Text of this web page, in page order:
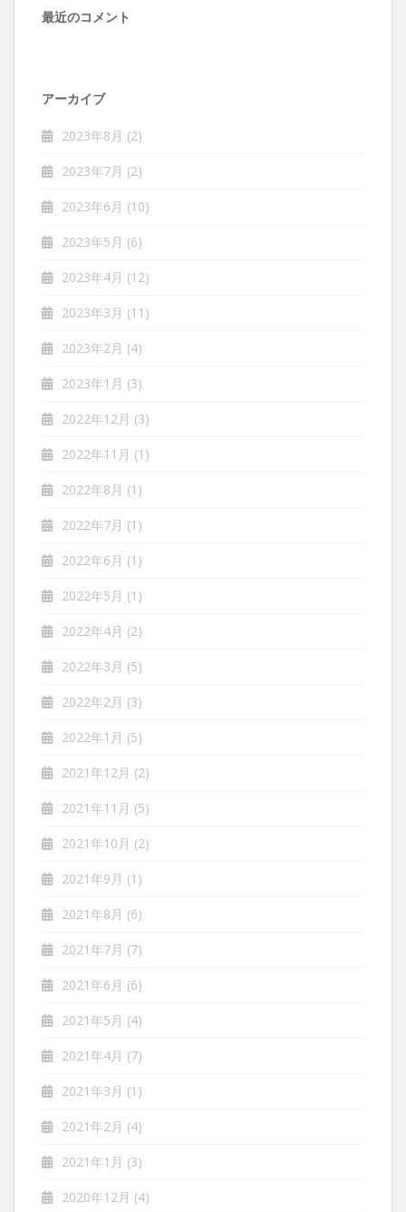
最近のコメント
アーカイブ
2023年8月 (2)
2023年7月 (2)
2023年6月 (10)
2023年5月 (6)
2023年4月 (12)
2023年3月 (11)
2023年2月 (4)
2023年1月 (3)
2022年12月 (3)
2022年11月 (1)
2022年8月 (1)
2022年7月 (1)
2022年6月 (1)
2022年5月 (1)
2022年4月 (2)
2022年3月 (5)
2022年2月 (3)
2022年1月 (5)
2021年12月 (2)
2021年11月 (5)
2021年10月 (2)
2021年9月 (1)
2021年8月 (6)
2021年7月 (7)
2021年6月 (6)
2021年5月 (4)
2021年4月 (7)
2021年3月 (1)
2021年2月 (4)
2021年1月 (3)
2020年12月 (4)